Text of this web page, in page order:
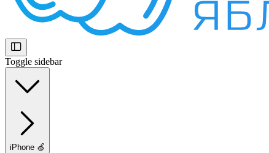
Toggle sidebar
iPhone 🍏